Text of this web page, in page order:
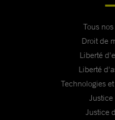
Tous
Droit de
Liberté
Liberté
Technologies
Justice